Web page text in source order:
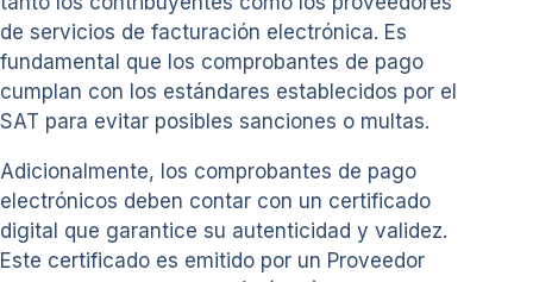
de servicios de facturación electrónica. Es
fundamental que los comprobantes de pago
cumplan con los estándares establecidos por el
SAT para evitar posibles sanciones o multas.
Adicionalmente, los comprobantes de pago
electrónicos deben contar con un certificado
digital que garantice su autenticidad y validez.
Este certificado es emitido por un Proveedor